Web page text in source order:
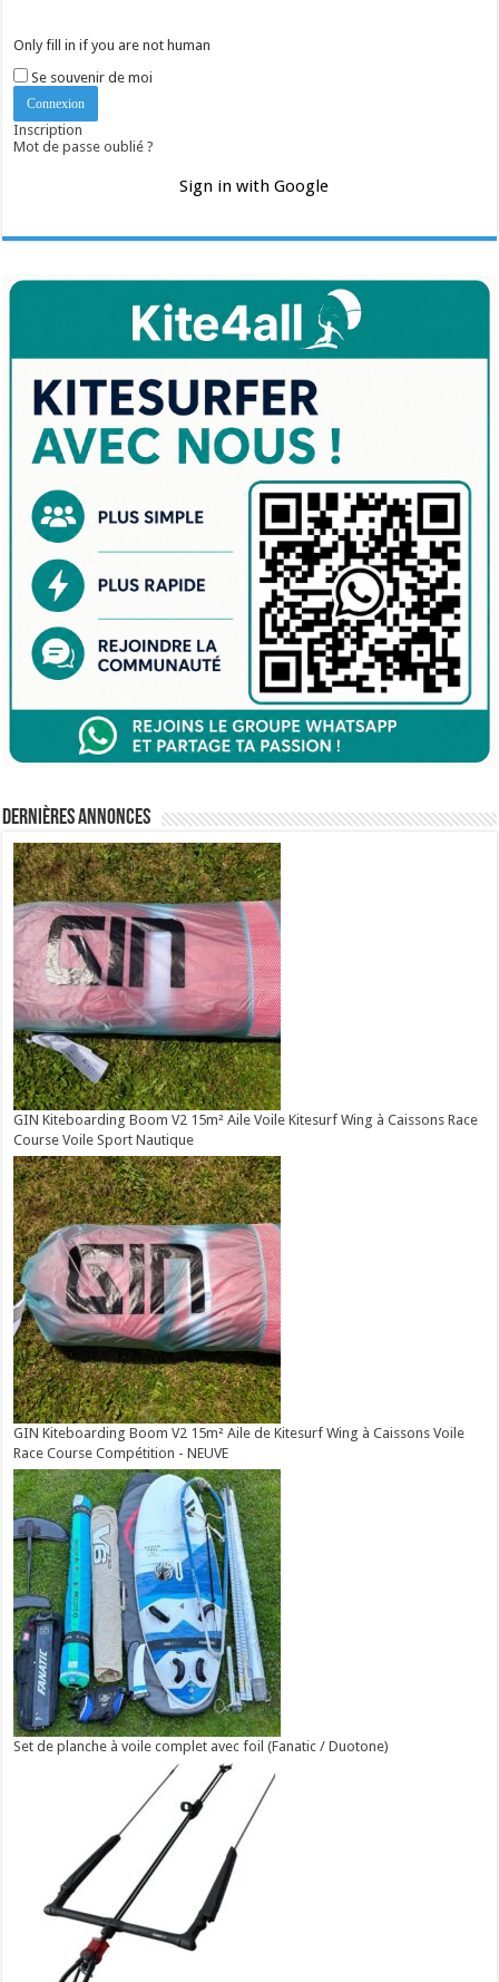
Only fill in if you are not human
Se souvenir de moi
Inscription
Mot de passe oublié ?
Sign in with Google
Dernières annonces
GIN Kiteboarding Boom V2 15m² Aile Voile Kitesurf Wing à Caissons Race
Course Voile Sport Nautique
GIN Kiteboarding Boom V2 15m² Aile de Kitesurf Wing à Caissons Voile
Race Course Compétition - NEUVE
Set de planche à voile complet avec foil (Fanatic / Duotone)